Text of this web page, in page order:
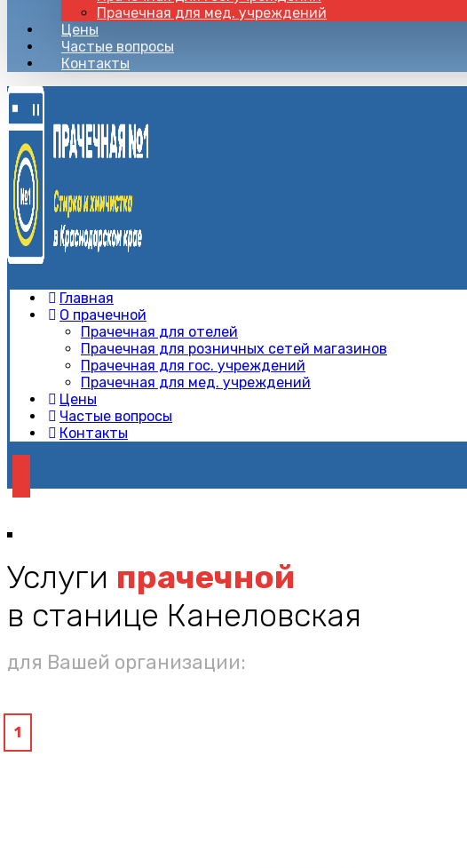
Прачечная для мед. учреждений
Цены
Частые вопросы
Контакты
Главная
О прачечной
Прачечная для отелей
Прачечная для розничных сетей магазинов
Прачечная для гос. учреждений
Прачечная для мед. учреждений
Цены
Частые вопросы
Контакты
Услуги прачечной
в станице Канеловская
для Вашей организации:
1